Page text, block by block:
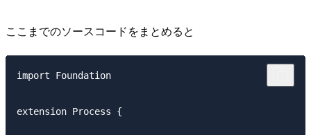
ここまでのソースコードをまとめると
import Foundation
extension Process {